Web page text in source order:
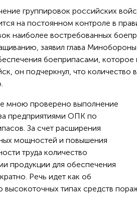
группировок российских
на постоянном контроле в
наиболее востребованных
заявил глава
боеприпасами,
он подчеркнул, что
мною проверено выполнение
предприятиями ОПК по
За счет расширения
мощностей и повышения
труда количество
продукции для обеспечения
Речь идет как об
высокоточных типах средств